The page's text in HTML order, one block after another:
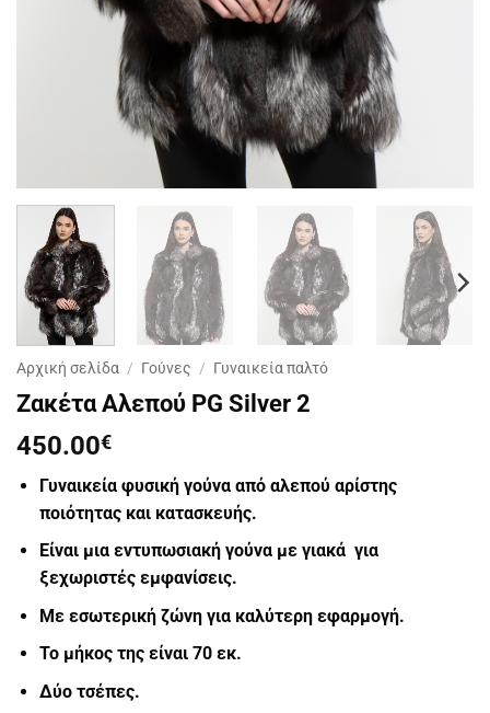
Αρχική σελίδα / Γούνες / Γυναικεία παλτό
Ζακέτα Αλεπού PG Silver 2
450.00€
Γυναικεία φυσική γούνα από αλεπού αρίστης
ποιότητας και κατασκευής.
Είναι μια εντυπωσιακή γούνα με γιακά για
ξεχωριστές εμφανίσεις.
Με εσωτερική ζώνη για καλύτερη εφαρμογή.
Το μήκος της είναι 70 εκ.
Δύο τσέπες.